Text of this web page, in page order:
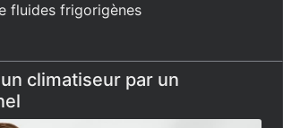
fluides frigorigènes
climatiseur par un